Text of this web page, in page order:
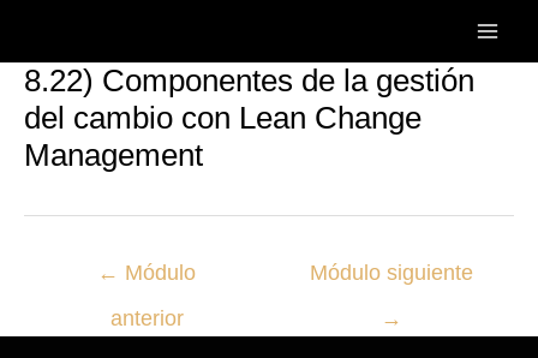
contenido
Main
8.22) Componentes de la gestión
del cambio con Lean Change
Management
← Módulo
anterior
Módulo siguiente
→